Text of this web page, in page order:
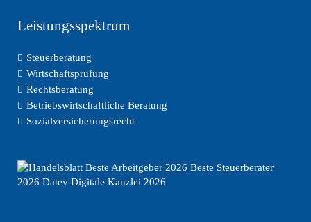
Leistungsspektrum
Steuerberatung
Wirtschaftsprüfung
Rechtsberatung
Betriebswirtschaftliche Beratung
Sozialversicherungsrecht